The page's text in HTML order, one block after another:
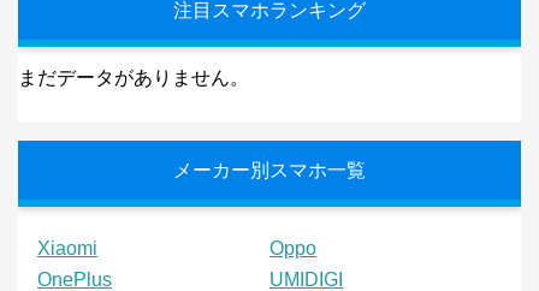
注目スマホランキング
まだデータがありません。
メーカー別スマホ一覧
Xiaomi
Oppo
OnePlus
UMIDIGI